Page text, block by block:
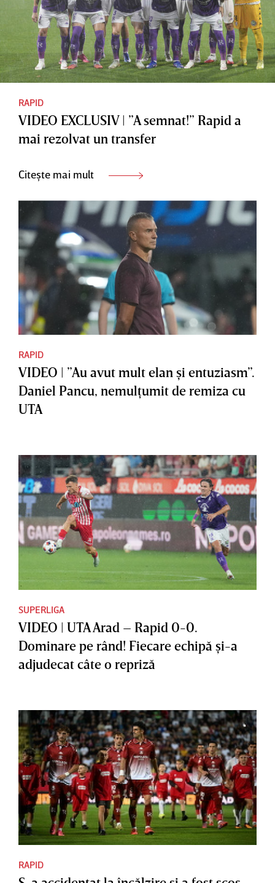
RAPID
VIDEO EXCLUSIV | ”A semnat!” Rapid a
mai rezolvat un transfer
Citește mai mult
RAPID
VIDEO | ”Au avut mult elan şi entuziasm”.
Daniel Pancu, nemulţumit de remiza cu
UTA
SUPERLIGA
VIDEO | UTA Arad – Rapid 0-0.
Dominare pe rând! Fiecare echipă şi-a
adjudecat câte o repriză
RAPID